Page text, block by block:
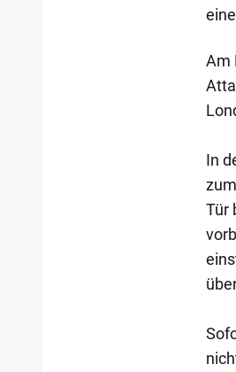
Am
In
Tür